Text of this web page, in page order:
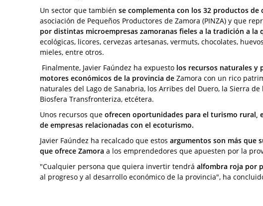
Un sector que también se complementa con los 32 productos de
asociación de Pequeños Productores de Zamora (PINZA) y que
por distintas microempresas zamoranas fieles a la tradición a la
ecológicas, licores, cervezas artesanas, vermuts, chocolates,
mieles, entre otros.
Finalmente, Javier Faúndez ha expuesto los recursos naturales y
motores económicos de la provincia de Zamora con un rico
naturales del Lago de Sanabria, los Arribes del Duero, la Sierra
Biosfera Transfronteriza, etcétera.
Unos recursos que ofrecen oportunidades para el turismo rural,
de empresas relacionadas con el ecoturismo.
Javier Faúndez ha recalcado que estos argumentos son más que
que ofrece Zamora a los emprendedores que apuesten por la
"Cualquier persona que quiera invertir tendrá alfombra roja por
al progreso y al desarrollo económico de la provincia", ha